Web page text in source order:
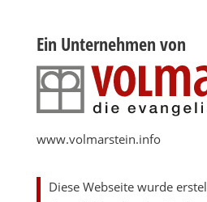
Ein Unternehmen von
www.volmarstein.info
Diese Webseite wurde